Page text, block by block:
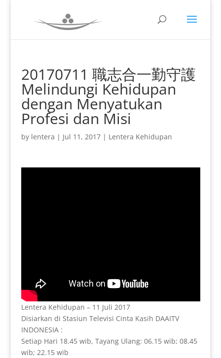
20170711 職志合一勤守護
Melindungi Kehidupan
dengan Menyatukan
Profesi dan Misi
by lentera | Jul 11, 2017| Lentera Kehidupan
Lentera Kehidupan – 11 Juli 2017
Disiarkan di Stasiun Televisi Cinta Kasih DAAITV
INDONESIA :
Setiap Hari 18.45 wib, Tayang Ulang: 06.15 wib; 08.45
wib; 22.15 wib